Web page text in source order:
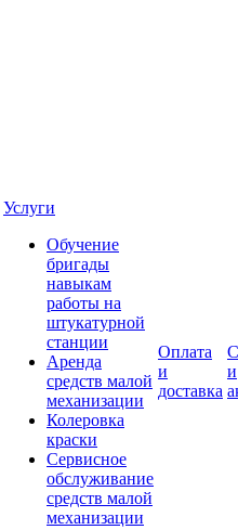
Услуги
Обучение
бригады
навыкам
работы на
штукатурной
станции
Аренда
средств малой
механизации
Колеровка
краски
Сервисное
обслуживание
средств малой
механизации
Оплата
и
доставка
и